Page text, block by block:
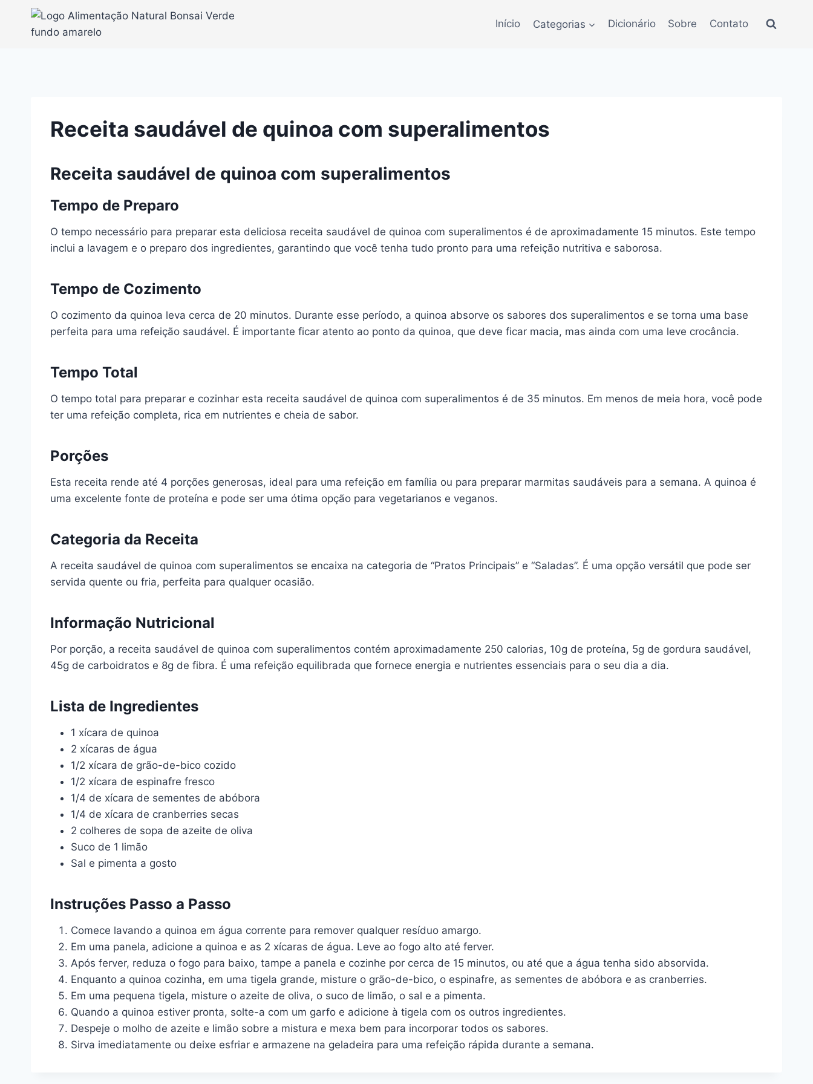
Início Categorias Dicionário Sobre Contato
Receita saudável de quinoa com superalimentos
Receita saudável de quinoa com superalimentos
Tempo de Preparo
O tempo necessário para preparar esta deliciosa receita saudável de quinoa com superalimentos é de aproximadamente 15 minutos. Este tempo
inclui a lavagem e o preparo dos ingredientes, garantindo que você tenha tudo pronto para uma refeição nutritiva e saborosa.
Tempo de Cozimento
O cozimento da quinoa leva cerca de 20 minutos. Durante esse período, a quinoa absorve os sabores dos superalimentos e se torna uma base
perfeita para uma refeição saudável. É importante ficar atento ao ponto da quinoa, que deve ficar macia, mas ainda com uma leve crocância.
Tempo Total
O tempo total para preparar e cozinhar esta receita saudável de quinoa com superalimentos é de 35 minutos. Em menos de meia hora, você pode
ter uma refeição completa, rica em nutrientes e cheia de sabor.
Porções
Esta receita rende até 4 porções generosas, ideal para uma refeição em família ou para preparar marmitas saudáveis para a semana. A quinoa é
uma excelente fonte de proteína e pode ser uma ótima opção para vegetarianos e veganos.
Categoria da Receita
A receita saudável de quinoa com superalimentos se encaixa na categoria de “Pratos Principais” e “Saladas”. É uma opção versátil que pode ser
servida quente ou fria, perfeita para qualquer ocasião.
Informação Nutricional
Por porção, a receita saudável de quinoa com superalimentos contém aproximadamente 250 calorias, 10g de proteína, 5g de gordura saudável,
45g de carboidratos e 8g de fibra. É uma refeição equilibrada que fornece energia e nutrientes essenciais para o seu dia a dia.
Lista de Ingredientes
1 xícara de quinoa
2 xícaras de água
1/2 xícara de grão-de-bico cozido
1/2 xícara de espinafre fresco
1/4 de xícara de sementes de abóbora
1/4 de xícara de cranberries secas
2 colheres de sopa de azeite de oliva
Suco de 1 limão
Sal e pimenta a gosto
Instruções Passo a Passo
Comece lavando a quinoa em água corrente para remover qualquer resíduo amargo.
Em uma panela, adicione a quinoa e as 2 xícaras de água. Leve ao fogo alto até ferver.
Após ferver, reduza o fogo para baixo, tampe a panela e cozinhe por cerca de 15 minutos, ou até que a água tenha sido absorvida.
Enquanto a quinoa cozinha, em uma tigela grande, misture o grão-de-bico, o espinafre, as sementes de abóbora e as cranberries.
Em uma pequena tigela, misture o azeite de oliva, o suco de limão, o sal e a pimenta.
Quando a quinoa estiver pronta, solte-a com um garfo e adicione à tigela com os outros ingredientes.
Despeje o molho de azeite e limão sobre a mistura e mexa bem para incorporar todos os sabores.
Sirva imediatamente ou deixe esfriar e armazene na geladeira para uma refeição rápida durante a semana.